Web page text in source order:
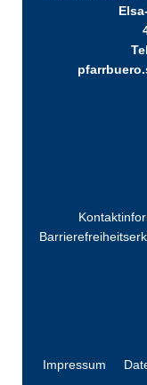
Impressum